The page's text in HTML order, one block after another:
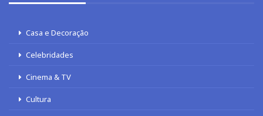
Casa e Decoração
Celebridades
Cinema & TV
Cultura